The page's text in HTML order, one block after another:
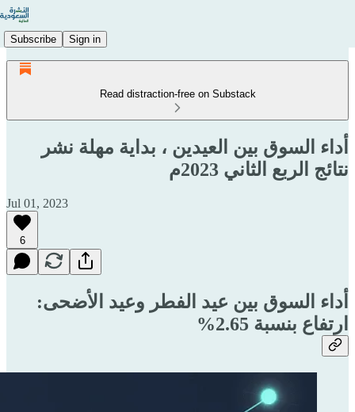
Subscribe Sign in
Read distraction-free on Substack
أداء السوق بين العيدين ، بداية مهلة نشر
نتائج الربع الثاني 2023م
Jul 01, 2023
6
أداء السوق بين عيد الفطر وعيد الأضحى:
ارتفاع بنسبة 2.65%